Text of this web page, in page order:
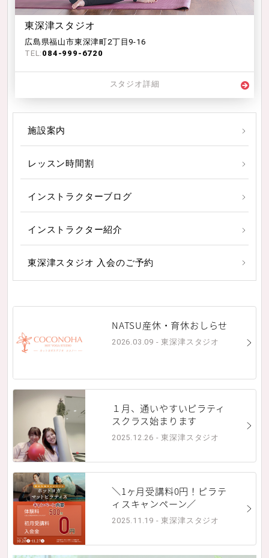
東深津スタジオ
広島県福山市東深津町2丁目9-16
TEL: 084-999-6720
スタジオ詳細
施設案内
レッスン時間割
インストラクターブログ
インストラクター紹介
東深津スタジオ 入会のご予約
NATSU産休・育休おしらせ
2026.03.09 - 東深津スタジオ
１月、通いやすいピラティ
スクラス始まります
2025.12.26 - 東深津スタジオ
＼1ヶ月受講料0円！ピラテ
ィスキャンペーン／
2025.11.19 - 東深津スタジオ